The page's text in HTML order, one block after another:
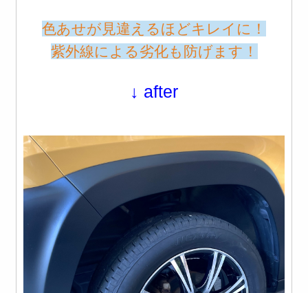
色あせが見違えるほどキレイに！
紫外線による劣化も防げます！
↓ after